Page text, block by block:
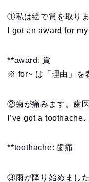
①私は絵で賞を取りま
got an award for
**award: 賞
※ for~ は「理由」を
②歯が痛みます。歯
I’ve got a toothache.
**toothache: 歯痛
③雨が降り始めまし